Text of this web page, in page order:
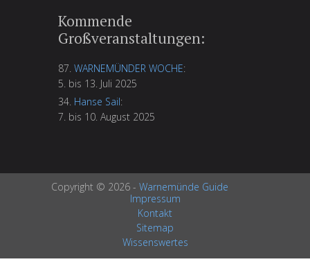
Kommende
Großveranstaltungen:
87. WARNEMÜNDER WOCHE:
5. bis 13. Juli 2025
34. Hanse Sail:
7. bis 10. August 2025
Copyright © 2026 - Warnemünde Guide
Impressum
Kontakt
Sitemap
Wissenswertes